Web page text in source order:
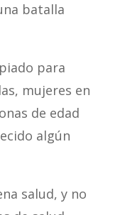
batalla
para
mujeres en
de edad
algún
salud, y no